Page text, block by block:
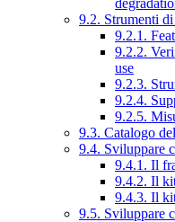
9.2. Strumenti
9.2.1.
9.2.2.
use
9.2.3.
9.2.4.
9.2.5.
9.3. Catalogo
9.4. Sviluppare
9.4.1. Il
9.4.2. Il
9.4.3. Il
9.5. Sviluppare